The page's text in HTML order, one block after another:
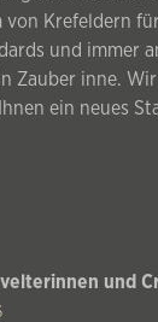
Krefeldern
und immer
Zauber inne.
ein neues
und